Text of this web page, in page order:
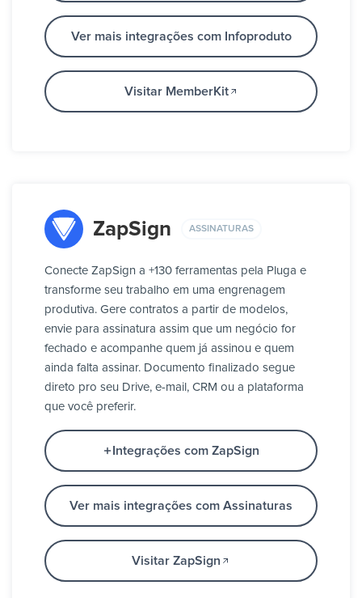
Ver mais integrações com Infoproduto
Visitar MemberKit
ZapSign ASSINATURAS
Conecte ZapSign a +130 ferramentas pela Pluga e
transforme seu trabalho em uma engrenagem
produtiva. Gere contratos a partir de modelos,
envie para assinatura assim que um negócio for
fechado e acompanhe quem já assinou e quem
ainda falta assinar. Documento finalizado segue
direto pro seu Drive, e-mail, CRM ou a plataforma
que você preferir.
Integrações com ZapSign
Ver mais integrações com Assinaturas
Visitar ZapSign